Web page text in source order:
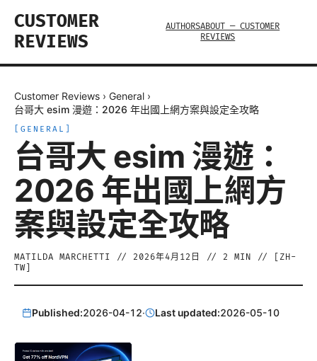
CUSTOMER
REVIEWS
AUTHORSABOUT — CUSTOMER
REVIEWS
Customer Reviews › General ›
台哥大 esim 漫遊：2026 年出國上網方案與設定全攻略
GENERAL
台哥大 esim 漫遊：
2026 年出國上網方
案與設定全攻略
MATILDA MARCHETTI // 2026年4月12日 // 2 MIN // [ ZH-
TW
Published:2026-04-12· Last updated:2026-05-10